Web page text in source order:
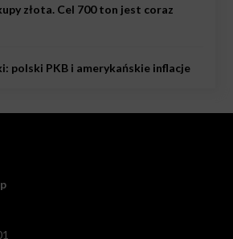
złota. Cel 700 ton jest coraz
polski PKB i amerykańskie inflacje